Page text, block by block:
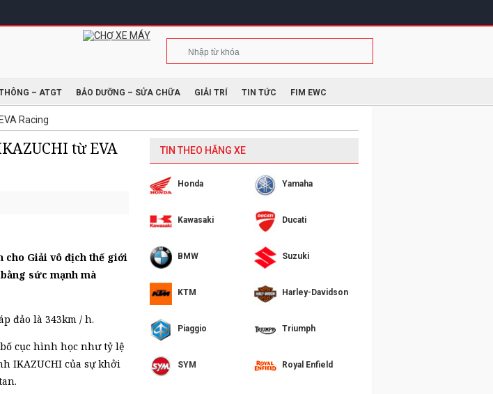
– ATGT BẢO DƯỠNG – SỬA CHỮA GIẢI TRÍ TIN TỨC FIM EWC
Racing
từ EVA
cho Giải vô địch thế giới
sức mạnh mà
đảo là 343km / h.
cục hình học như tỷ lệ
IKAZUCHI của sự khởi
TIN THEO HÃNG XE
Honda Yamaha
Kawasaki Ducati
BMW Suzuki
KTM Harley-Davidson
Piaggio Triumph
SYM Royal Enfield